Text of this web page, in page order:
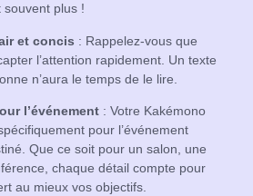
souvent plus !
et concis : Rappelez-vous que
l’attention rapidement. Un texte
n’aura le temps de le lire.
l’événement : Votre Kakémono
pour l’événement
Que ce soit pour un salon, une
chaque détail compte pour
au mieux vos objectifs.